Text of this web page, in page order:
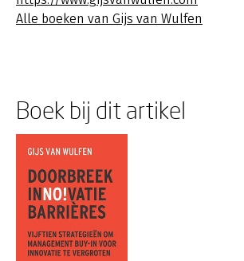
Alle boeken van Gijs van Wulfen
Boek bij dit artikel